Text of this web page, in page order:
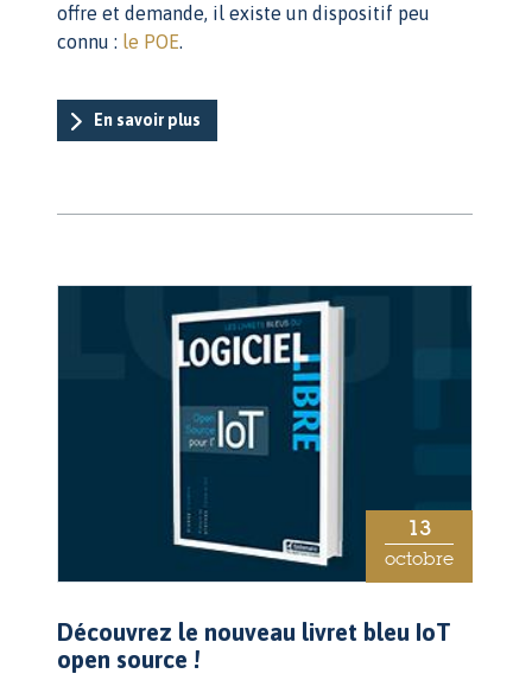
offre et demande, il existe un dispositif peu
connu : le POE.
En savoir plus
13
octobre
Découvrez le nouveau livret bleu IoT
open source !